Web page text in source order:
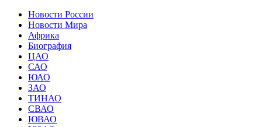
Новости России
Новости Мира
Африка
Биография
ЦАО
САО
ЮАО
ЗАО
ТИНАО
СВАО
ЮВАО